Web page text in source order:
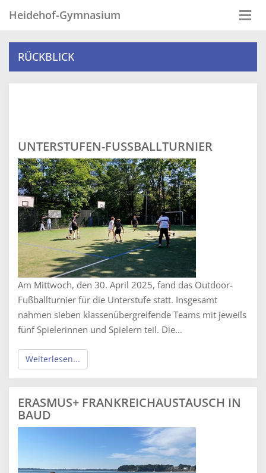
Heidehof-Gymnasium
RÜCKBLICK
UNTERSTUFEN-FUSSBALLTURNIER
Am Mittwoch, den 30. April 2025, fand das Outdoor-
Fußballturnier für die Unterstufe statt. Insgesamt
nahmen sieben klassenübergreifende Teams mit jeweils
fünf Spielerinnen und Spielern teil. Die...
Weiterlesen...
ERASMUS+ FRANKREICHAUSTAUSCH IN
BAUD